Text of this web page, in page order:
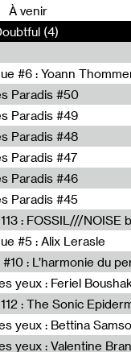
À venir
(4)
#6 : Yoann
Paradis #50
Paradis #49
Paradis #48
Paradis #47
Paradis #46
Paradis #45
#5 : Alix Lerasle
#10 : L’harmonie du
yeux : Feriel
yeux : Bettina
yeux : Valentine